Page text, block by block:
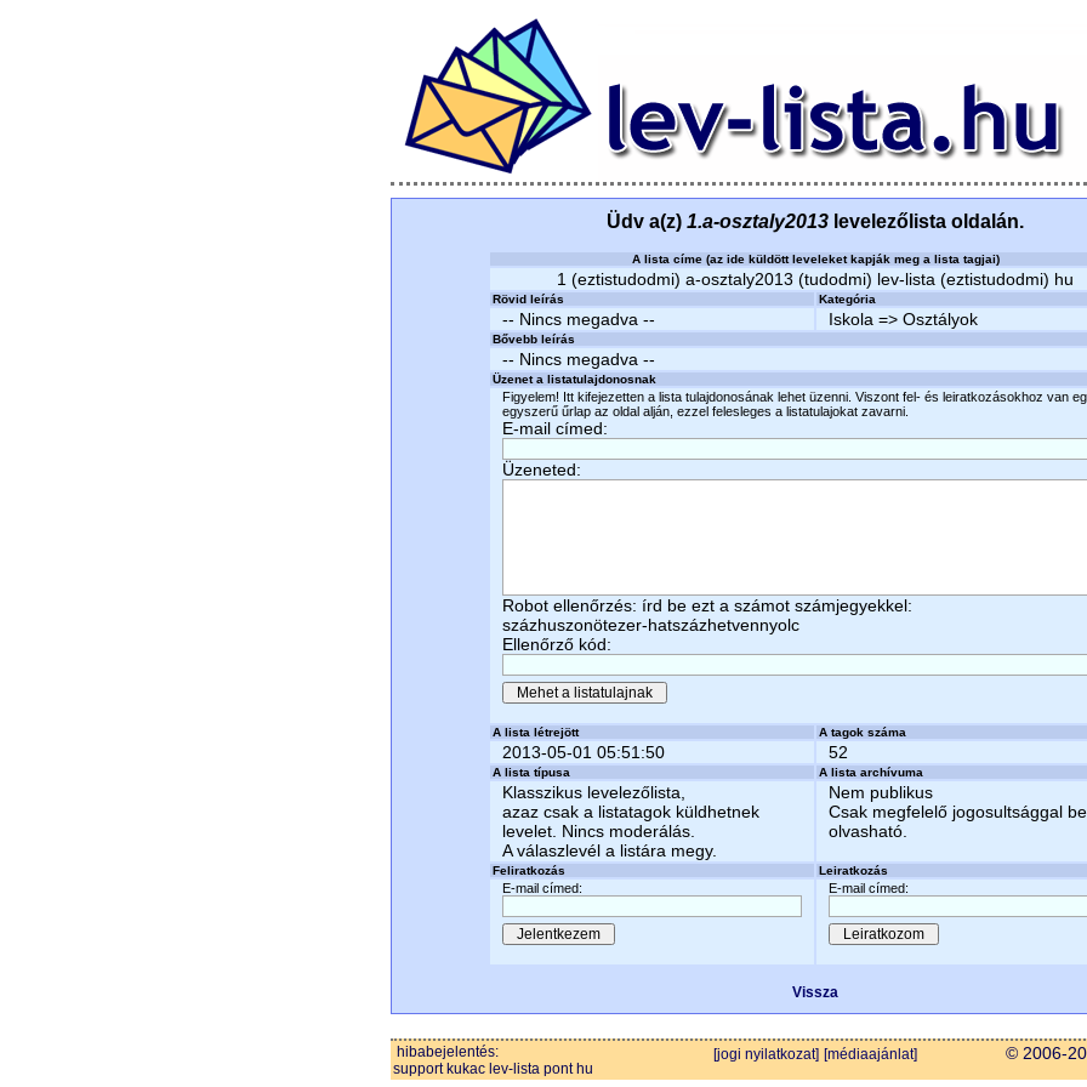
Üdv a(z) 1.a-osztaly2013 levelezőlista oldalán.
A lista címe (az ide küldött leveleket kapják meg a lista tagjai)
1 (eztistudodmi) a-osztaly2013 (tudodmi) lev-lista (eztistudodmi) hu
Rövid leírás Kategória
-- Nincs megadva -- Iskola => Osztályok
Bővebb leírás
-- Nincs megadva --
Üzenet a listatulajdonosnak
Figyelem! Itt kifejezetten a lista tulajdonosának lehet üzenni. Viszont fel- és leiratkozásokhoz van
egyszerű űrlap az oldal alján, ezzel felesleges a listatulajokat zavarni.
E-mail címed:
Üzeneted:
Robot ellenőrzés: írd be ezt a számot számjegyekkel:
százhuszonötezer-hatszázhetvennyolc
Ellenőrző kód:
A lista létrejött A tagok száma
2013-05-01 05:51:50 52
A lista típusa A lista archívuma
Klasszikus levelezőlista,
azaz csak a listatagok küldhetnek
levelet. Nincs moderálás.
A válaszlevél a listára megy.
Nem publikus
Csak megfelelő jogosultsággal
olvasható.
Feliratkozás Leiratkozás
E-mail címed: E-mail címed:
Vissza
hibabejelentés:
support kukac lev-lista pont hu
© 2006-
[jogi nyilatkozat] [médiaajánlat]